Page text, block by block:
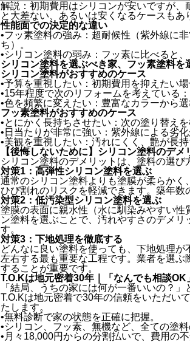
解説：初期費用はシリコンが安いですが
と大差ない、あるいは安くなるケースもあ
性能面での決定的な違い
•フッ素塗料の強み：超耐候性（紫外線に
ち）。
•シリコン塗料の弱み：フッ素に比べると
シリコン塗料を選ぶべき家、フッ素塗料を
シリコン塗料がおすすめのケース
•予算を重視したい：初期費用を抑えたい場
•15年程度で次のリフォームを考えている
•色を頻繁に変えたい：豊富なカラーから
フッ素塗料がおすすめのケース
•とにかく長持ちさせたい：次の塗り替え
•日当たりが非常に強い：紫外線による劣化
•美観を重視したい：汚れにくく、艶が長
【後悔しないために】シリコン塗料のデ
シリコン塗料のデメリットは、塗料の選び
対策1：高弾性シリコン塗料を選ぶ
通常のシリコン塗料よりも塗膜が柔らかく
ひび割れのリスクを軽減できます。築年数
対策2：低汚染型シリコン塗料を選ぶ
塗膜の表面に親水性（水に馴染みやすい
ン塗料を選ぶことで、汚れやすさのデメ
す。
対策3：下地処理を徹底する
どんなに良い塗料を使っても、下地処理
左右する最も重要な工程です。業者を選
することが重要です。
T.O.Kは地元密着30年｜「なんでも相談
「結局、うちの家には何が一番いいの？
T.O.Kは地元密着で30年の信頼をいただい
たします。
•無料診断で家の状態を正確に把握。
•シリコン、フッ素、無機など、全ての塗
•月々18,000円からの分割払いで、費用の不